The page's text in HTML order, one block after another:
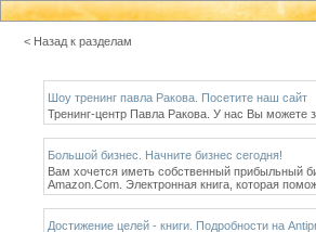
< Назад к разделам
Шоу тренинг павла Ракова. Посетите наш сайт
Тренинг-центр Павла Ракова. У нас Вы можете
Большой бизнес. Начните бизнес сегодня!
Вам хочется иметь собственный прибыльный
Amazon.Com. Электронная книга, которая
Достижение целей - книги. Подробности на